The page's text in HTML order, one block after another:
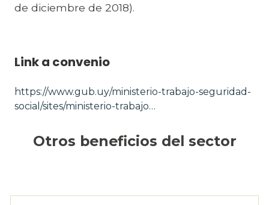
de diciembre de 2018).
Link a convenio
https://www.gub.uy/ministerio-trabajo-seguridad-
social/sites/ministerio-trabajo…
Otros beneficios del sector